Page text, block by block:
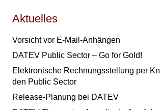
Aktuelles
Vorsicht vor E-Mail-Anhängen
DATEV Public Sector – Go for Gold!
Elektronische Rechnungsstellung per
den Public Sector
Release-Planung bei DATEV